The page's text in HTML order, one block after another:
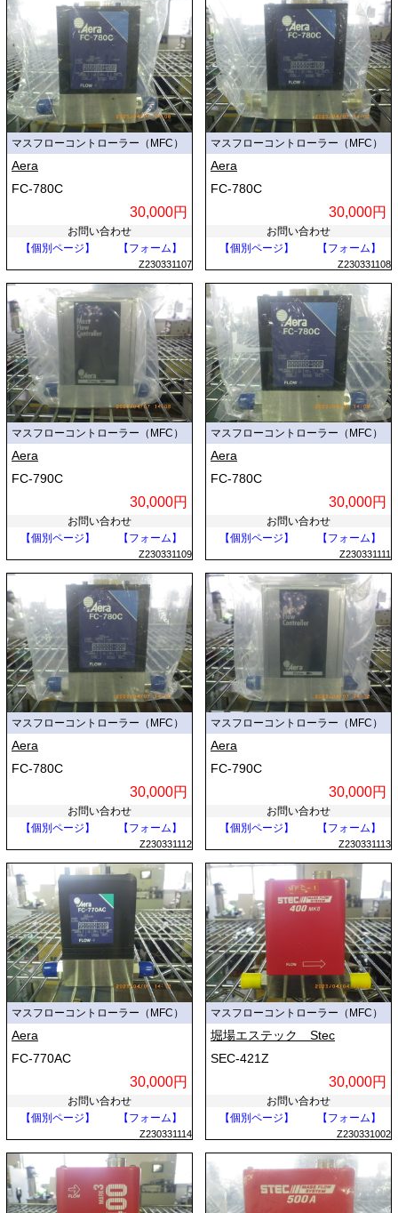
マスフローコントローラー（MFC）
Aera
FC-780C
30,000円
お問い合わせ
【個別ページ】
【フォーム】
Z230331107
マスフローコントローラー（MFC）
Aera
FC-780C
30,000円
お問い合わせ
【個別ページ】
【フォーム】
Z230331108
マスフローコントローラー（MFC）
Aera
FC-790C
30,000円
お問い合わせ
【個別ページ】
【フォーム】
Z230331109
マスフローコントローラー（MFC）
Aera
FC-780C
30,000円
お問い合わせ
【個別ページ】
【フォーム】
Z230331111
マスフローコントローラー（MFC）
Aera
FC-780C
30,000円
お問い合わせ
【個別ページ】
【フォーム】
Z230331112
マスフローコントローラー（MFC）
Aera
FC-790C
30,000円
お問い合わせ
【個別ページ】
【フォーム】
Z230331113
マスフローコントローラー（MFC）
Aera
FC-770AC
30,000円
お問い合わせ
【個別ページ】
【フォーム】
Z230331114
マスフローコントローラー（MFC）
堀場エステック Stec
SEC-421Z
30,000円
お問い合わせ
【個別ページ】
【フォーム】
Z230331002